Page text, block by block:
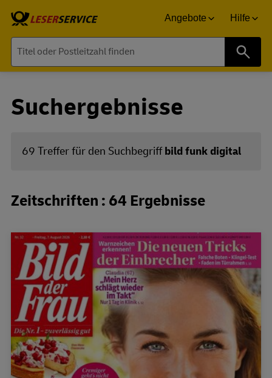
Angebote Hilfe
Suchergebnisse
69 Treffer für den Suchbegriffbild funk digital
Zeitschriften : 64 Ergebnisse